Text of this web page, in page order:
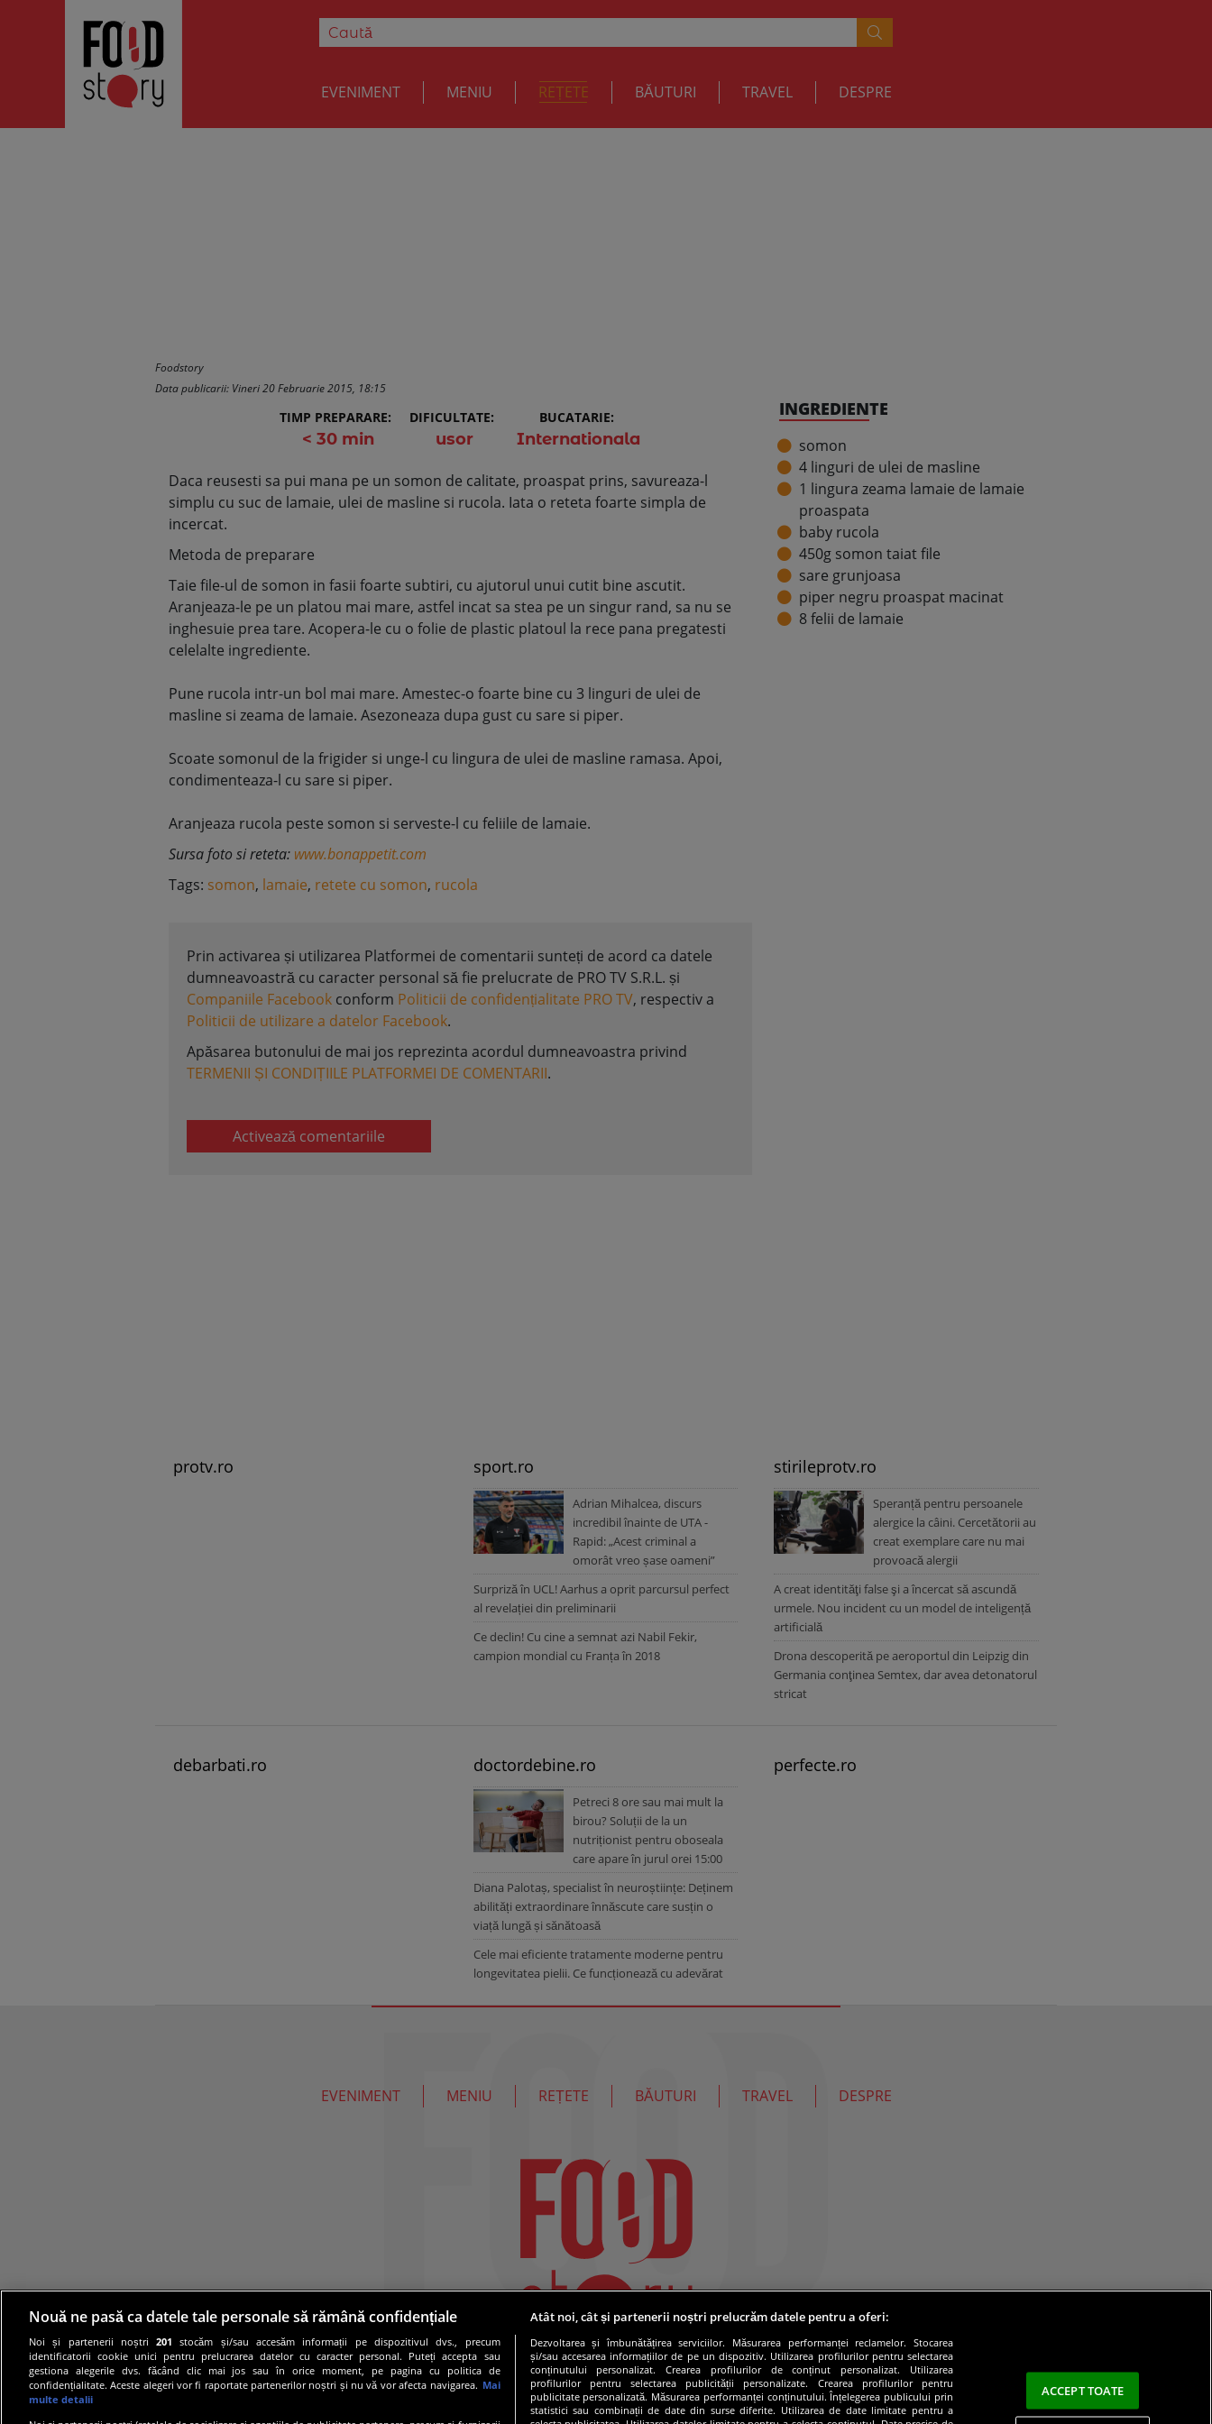
EVENIMENT MENIU REȚETE BĂUTURI TRAVEL DESPRE
Foodstory
Data publicarii: Vineri 20 Februarie 2015, 18:15
TIMP PREPARARE:
< 30 min
DIFICULTATE:
usor
BUCATARIE:
Internationala
Daca reusesti sa pui mana pe un somon de calitate, proaspat prins, savureaza-l
simplu cu suc de lamaie, ulei de masline si rucola. Iata o reteta foarte simpla de
incercat.
Metoda de preparare
Taie file-ul de somon in fasii foarte subtiri, cu ajutorul unui cutit bine ascutit.
Aranjeaza-le pe un platou mai mare, astfel incat sa stea pe un singur rand, sa nu se
inghesuie prea tare. Acopera-le cu o folie de plastic platoul la rece pana pregatesti
celelalte ingrediente.
Pune rucola intr-un bol mai mare. Amestec-o foarte bine cu 3 linguri de ulei de
masline si zeama de lamaie. Asezoneaza dupa gust cu sare si piper.
Scoate somonul de la frigider si unge-l cu lingura de ulei de masline ramasa. Apoi,
condimenteaza-l cu sare si piper.
Aranjeaza rucola peste somon si serveste-l cu feliile de lamaie.
Sursa foto si reteta: www.bonappetit.com
Tags: somon, lamaie, retete cu somon, rucola
Prin activarea și utilizarea Platformei de comentarii sunteți de acord ca datele
dumneavoastră cu caracter personal să fie prelucrate de PRO TV S.R.L. și
Companiile Facebook conform Politicii de confidențialitate PRO TV, respectiv a
Politicii de utilizare a datelor Facebook.
Apăsarea butonului de mai jos reprezinta acordul dumneavoastra privind
TERMENII ȘI CONDIȚIILE PLATFORMEI DE COMENTARII.
Activează comentariile
INGREDIENTE
somon
4 linguri de ulei de masline
1 lingura zeama lamaie de lamaie
proaspata
baby rucola
450g somon taiat file
sare grunjoasa
piper negru proaspat macinat
8 felii de lamaie
protv.ro sport.ro
Adrian Mihalcea, discurs
incredibil înainte de UTA -
Rapid: „Acest criminal a
omorât vreo șase oameni”
Surpriză în UCL! Aarhus a oprit parcursul perfect
al revelației din preliminarii
Ce declin! Cu cine a semnat azi Nabil Fekir,
campion mondial cu Franța în 2018
stirileprotv.ro
Speranță pentru persoanele
alergice la câini. Cercetătorii au
creat exemplare care nu mai
provoacă alergii
A creat identităţi false şi a încercat să ascundă
urmele. Nou incident cu un model de inteligență
artificială
Drona descoperită pe aeroportul din Leipzig din
Germania conţinea Semtex, dar avea detonatorul
stricat
debarbati.ro doctordebine.ro
Petreci 8 ore sau mai mult la
birou? Soluții de la un
nutriționist pentru oboseala
care apare în jurul orei 15:00
Diana Palotaș, specialist în neuroștiințe: Deținem
abilități extraordinare înnăscute care susțin o
viață lungă și sănătoasă
Cele mai eficiente tratamente moderne pentru
longevitatea pielii. Ce funcționează cu adevărat
perfecte.ro
EVENIMENT MENIU REȚETE BĂUTURI TRAVEL DESPRE
Nouă ne pasă ca datele tale personale să rămână confidențiale
Noi și partenerii noștri201 stocăm și/sau accesăm informații pe dispozitivul dvs., precum
identificatorii cookie unici pentru prelucrarea datelor cu caracter personal. Puteți accepta sau
gestiona alegerile dvs. făcând clic mai jos sau în orice moment, pe pagina cu politica de
confidențialitate. Aceste alegeri vor fi raportate partenerilor noștri și nu vă vor afecta navigarea. Mai
multe detalii
Atât noi, cât și partenerii noștri prelucrăm datele pentru a oferi:
Dezvoltarea și îmbunătățirea serviciilor. Măsurarea performanței reclamelor. Stocarea
și/sau accesarea informațiilor de pe un dispozitiv. Utilizarea profilurilor pentru selectarea
conținutului personalizat. Crearea profilurilor de conținut personalizat. Utilizarea
profilurilor pentru selectarea publicității personalizate. Crearea profilurilor pentru
publicitate personalizată. Măsurarea performanței conținutului. Înțelegerea publicului prin
statistici sau combinații de date din surse diferite. Utilizarea de date limitate pentru a
ACCEPT TOATE